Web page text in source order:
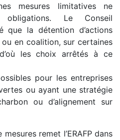
mesures limitatives ne
Le Conseil
que la détention d’actions
en coalition, sur certaines
les choix arrêtés à ce
pour les entreprises
ou ayant une stratégie
ou d’alignement sur
remet l’ERAFP dans